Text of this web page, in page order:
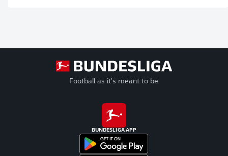
Football as it's meant to be
BUNDESLIGA APP